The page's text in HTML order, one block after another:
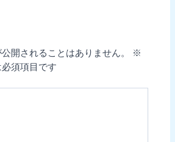
開されることはありません。
※
須項目です